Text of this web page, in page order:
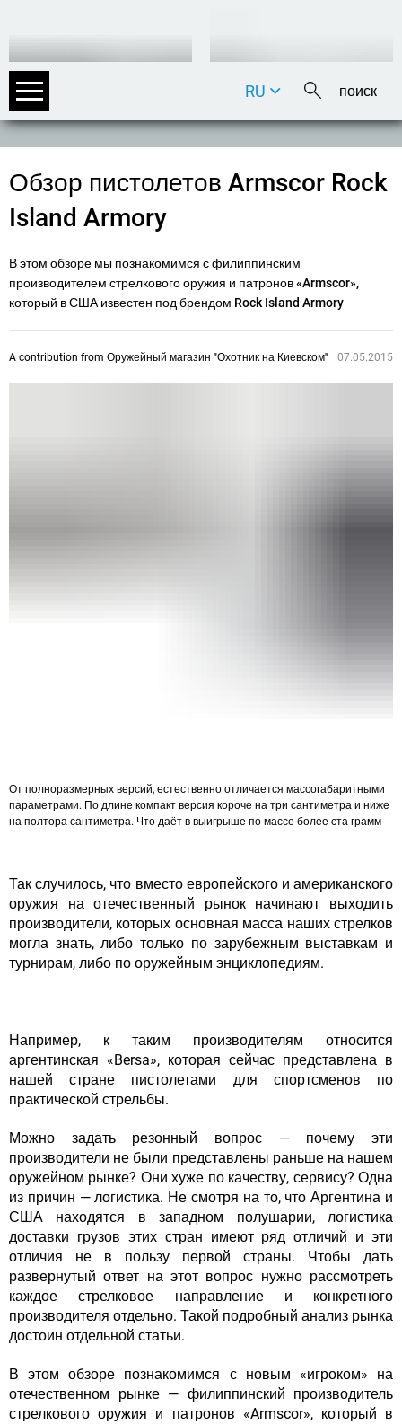
DE
IT
RU
Обзор пистолетов Armscor Rock
Island Armory
В этом обзоре мы познакомимся с филиппинским
производителем стрелкового оружия и патронов «Armscor»,
который в США известен под брендом Rock Island Armory
A contribution from Оружейный магазин "Охотник на Киевском" 07.05.2015
От полноразмерных версий, естественно отличается массогабаритными
параметрами. По длине компакт версия короче на три сантиметра и ниже
на полтора сантиметра. Что даёт в выигрыше по массе более ста грамм
Так случилось, что вместо европейского и американского
оружия на отечественный рынок начинают выходить
производители, которых основная масса наших стрелков
могла знать, либо только по зарубежным выставкам и
турнирам, либо по оружейным энциклопедиям.
Например, к таким производителям относится
аргентинская «Bersa», которая сейчас представлена в
нашей стране пистолетами для спортсменов по
практической стрельбы.
Можно задать резонный вопрос — почему эти
производители не были представлены раньше на нашем
оружейном рынке? Они хуже по качеству, сервису? Одна
из причин — логистика. Не смотря на то, что Аргентина и
США находятся в западном полушарии, логистика
доставки грузов этих стран имеют ряд отличий и эти
отличия не в пользу первой страны. Чтобы дать
развернутый ответ на этот вопрос нужно рассмотреть
каждое стрелковое направление и конкретного
производителя отдельно. Такой подробный анализ рынка
достоин отдельной статьи.
В этом обзоре познакомимся с новым «игроком» на
отечественном рынке — филиппинский производитель
стрелкового оружия и патронов «Armscor», который в